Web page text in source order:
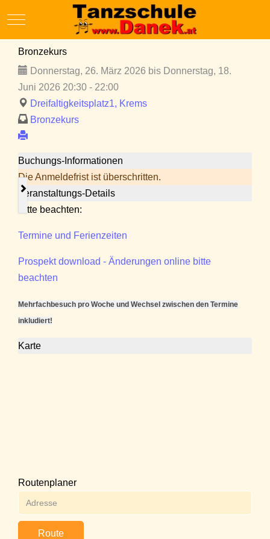
Mobile Menu Toggle
Bronzekurs
Donnerstag, 26. März 2026 bis Donnerstag, 18.
Juni 2026 20:30 - 22:00
Dreifaltigkeitsplatz1, Krems
Bronzekurs
Buchungs-Informationen
Die Anmeldefrist ist überschritten.
Veranstaltungs-Details
Bitte beachten:
Termine und Ferienzeiten
Prospekt download - Änderungen online bitte
beachten
Mehrfachbesuch pro Woche und Wechsel zwischen den Termine
inkludiert!
Karte
Routenplaner
Route